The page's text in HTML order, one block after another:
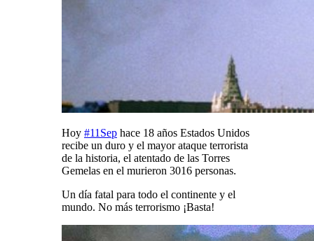
Hoy #11Sep hace 18 años Estados Unidos
recibe un duro y el mayor ataque terrorista
de la historia, el atentado de las Torres
Gemelas en el murieron 3016 personas.
Un día fatal para todo el continente y el
mundo. No más terrorismo ¡Basta!